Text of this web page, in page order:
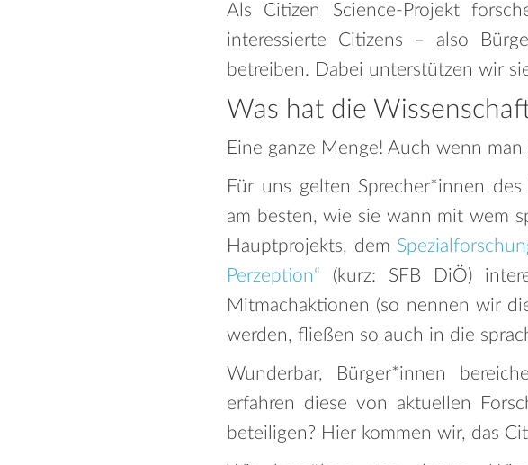
Als Citizen Science-Projekt
interessierte Citizens – also
betreiben. Dabei unterstützen wir
Was hat die
Eine ganze Menge! Auch wenn
Für uns gelten Sprecher*innen
am besten, wie sie wann mit wem
Hauptprojekts, dem
Perzeption“ (kurz: SFB DiÖ)
Mitmachaktionen (so nennen wir
werden, fließen so auch in die
Wunderbar, Bürger*innen
erfahren diese von aktuellen
beteiligen? Hier kommen wir, das